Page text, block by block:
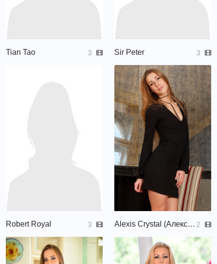
Tian Tao 3 Sir Peter 3
Robert Royal 3 Alexis Crystal (Алексис Кристал) 2